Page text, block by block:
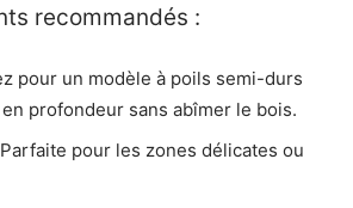
recommandés :
pour un modèle à poils semi-durs
profondeur sans abîmer le bois.
pour les zones délicates ou